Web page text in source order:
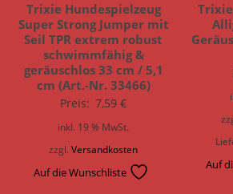
Trixie Hundespielzeug
Super Strong Jumper mit
Seil TPR extrem robust
schwimmfähig &
geräuschlos 33 cm / 5,1
cm (Art.-Nr. 33466)
Preis: 7,59€
inkl. 19 % MwSt.
zzgl.Versandkosten
Auf die Wunschliste
Auf